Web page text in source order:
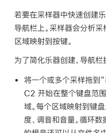
若要在采样器中快速创建
导航栏上。采样器会分析采
区域映射到按键。
为了简化乐器创建，导航栏
将一个或多个采样拖到“
C2 开始在整个键盘范
域。每个区域映射到键
度、调音和音量。循环数